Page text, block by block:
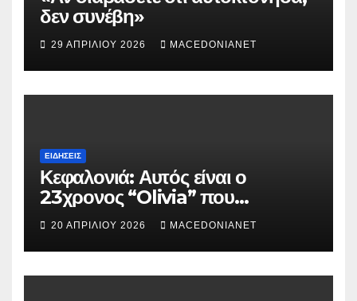
δεν συνέβη»
29 ΑΠΡΙΛΊΟΥ 2026 MACEDONIANET
ΕΙΔΉΣΕΙΣ
Κεφαλονιά: Αυτός είναι ο
23χρονος “Olivia” που
κατηγορείται για τον θάνατο της
Μυρτούς
20 ΑΠΡΙΛΊΟΥ 2026 MACEDONIANET